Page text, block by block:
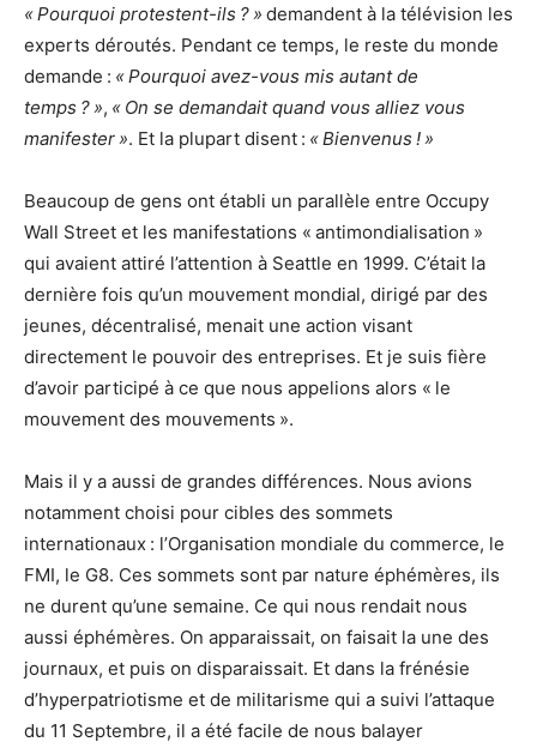
« Pourquoi protestent-ils ? » demandent à la télévision les
experts déroutés. Pendant ce temps, le reste du monde
demande : « Pourquoi avez-vous mis autant de
temps ? », « On se demandait quand vous alliez vous
manifester ». Et la plupart disent : « Bienvenus ! »
Beaucoup de gens ont établi un parallèle entre Occupy
Wall Street et les manifestations « antimondialisation »
qui avaient attiré l’attention à Seattle en 1999. C’était la
dernière fois qu’un mouvement mondial, dirigé par des
jeunes, décentralisé, menait une action visant
directement le pouvoir des entreprises. Et je suis fière
d’avoir participé à ce que nous appelions alors « le
mouvement des mouvements ».
Mais il y a aussi de grandes différences. Nous avions
notamment choisi pour cibles des sommets
internationaux : l’Organisation mondiale du commerce, le
FMI, le G8. Ces sommets sont par nature éphémères, ils
ne durent qu’une semaine. Ce qui nous rendait nous
aussi éphémères. On apparaissait, on faisait la une des
journaux, et puis on disparaissait. Et dans la frénésie
d’hyperpatriotisme et de militarisme qui a suivi l’attaque
du 11 Septembre, il a été facile de nous balayer